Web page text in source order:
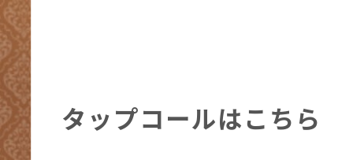
タップコールはこちら